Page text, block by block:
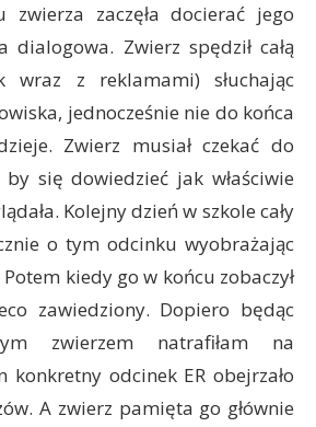
zwierza zaczęła docierać jego
dialogowa. Zwierz spędził całą
wraz z reklamami) słuchając
jednocześnie nie do końca
Zwierz musiał czekać do
się dowiedzieć jak właściwie
Kolejny dzień w szkole cały
o tym odcinku wyobrażając
Potem kiedy go w końcu zobaczył
zawiedziony. Dopiero będąc
zwierzem natrafiłam na
konkretny odcinek ER obejrzało
A zwierz pamięta go głównie